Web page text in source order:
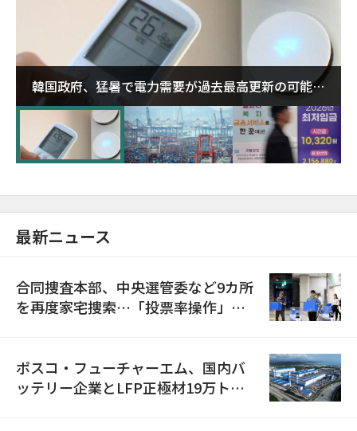
韓国政府、猛暑で電力需要が過去最高更新の可能性
に需給対応体制を点検
最新ニュース
合同捜査本部、中央選管委など9カ所
を再度家宅捜索…「投票率操作」の
ポスコ・フューチャーエム、国内バ
ッテリー企業とLFP正極材19万トン